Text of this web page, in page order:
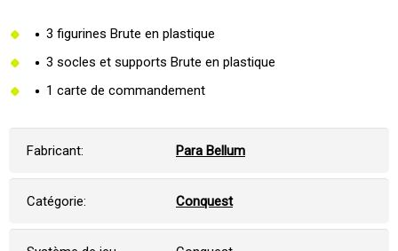
3 figurines Brute en plastique
3 socles et supports Brute en plastique
1 carte de commandement
Fabricant: Para Bellum
Catégorie: Conquest